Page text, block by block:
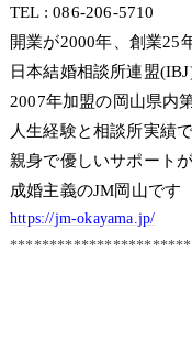
TEL : 086-206-5710
開業が2000年、創業25
日本結婚相談所連盟
2007年加盟の岡山県内
人生経験と相談所実績
親身で優しいサポート
成婚主義のJM岡山です
https://jm-okayama.jp/